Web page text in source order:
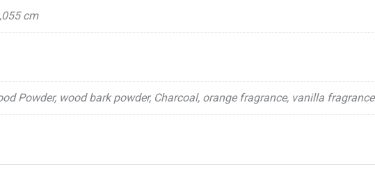
cm
Powder, wood bark powder, Charcoal, orange fragrance, vanilla fragrance